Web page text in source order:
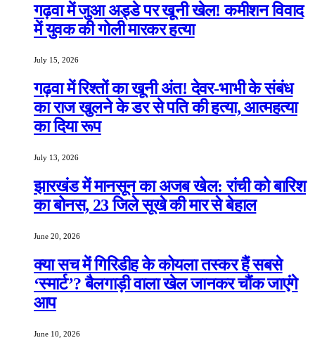
गढ़वा में जुआ अड्डे पर खूनी खेल! कमीशन विवाद
में युवक की गोली मारकर हत्या
July 15, 2026
गढ़वा में रिश्तों का खूनी अंत! देवर-भाभी के संबंध
का राज खुलने के डर से पति की हत्या, आत्महत्या
का दिया रूप
July 13, 2026
झारखंड में मानसून का अजब खेल: रांची को बारिश
का बोनस, 23 जिले सूखे की मार से बेहाल
June 20, 2026
क्या सच में गिरिडीह के कोयला तस्कर हैं सबसे
‘स्मार्ट’? बैलगाड़ी वाला खेल जानकर चौंक जाएंगे
आप
June 10, 2026